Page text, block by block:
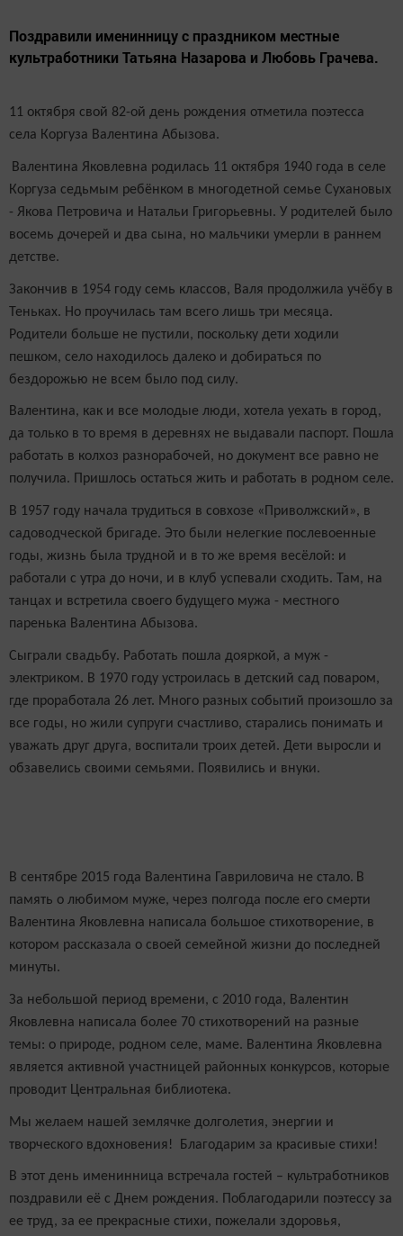
Поздравили именинницу с праздником местные
культработники Татьяна Назарова и Любовь Грачева.
11 октября свой 82-ой день рождения отметила поэтесса
села Коргуза Валентина Абызова.
Валентина Яковлевна родилась 11 октября 1940 года в селе
Коргуза седьмым ребёнком в многодетной семье Сухановых
- Якова Петровича и Натальи Григорьевны. У родителей было
восемь дочерей и два сына, но мальчики умерли в раннем
детстве.
Закончив в 1954 году семь классов, Валя продолжила учёбу в
Теньках. Но проучилась там всего лишь три месяца.
Родители больше не пустили, поскольку дети ходили
пешком, село находилось далеко и добираться по
бездорожью не всем было под силу.
Валентина, как и все молодые люди, хотела уехать в город,
да только в то время в деревнях не выдавали паспорт. Пошла
работать в колхоз разнорабочей, но документ все равно не
получила. Пришлось остаться жить и работать в родном селе.
В 1957 году начала трудиться в совхозе «Приволжский», в
садоводческой бригаде. Это были нелегкие послевоенные
годы, жизнь была трудной и в то же время весёлой: и
работали с утра до ночи, и в клуб успевали сходить. Там, на
танцах и встретила своего будущего мужа - местного
паренька Валентина Абызова.
Сыграли свадьбу. Работать пошла дояркой, а муж -
электриком. В 1970 году устроилась в детский сад поваром,
где проработала 26 лет. Много разных событий произошло за
все годы, но жили супруги счастливо, старались понимать и
уважать друг друга, воспитали троих детей. Дети выросли и
обзавелись своими семьями. Появились и внуки.
В сентябре 2015 года Валентина Гавриловича не стало. В
память о любимом муже, через полгода после его смерти
Валентина Яковлевна написала большое стихотворение, в
котором рассказала о своей семейной жизни до последней
минуты.
За небольшой период времени, с 2010 года, Валентин
Яковлевна написала более 70 стихотворений на разные
темы: о природе, родном селе, маме. Валентина Яковлевна
является активной участницей районных конкурсов, которые
проводит Центральная библиотека.
Мы желаем нашей землячке долголетия, энергии и
творческого вдохновения! Благодарим за красивые стихи!
В этот день именинница встречала гостей – культработников
поздравили её с Днем рождения. Поблагодарили поэтессу за
ее труд, за ее прекрасные стихи, пожелали здоровья,